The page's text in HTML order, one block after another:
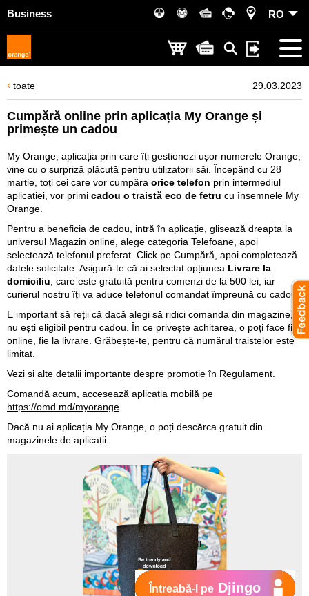
Business RO
toate 29.03.2023
Cumpără online prin aplicația My Orange și
primește un cadou
My Orange, aplicația prin care îți gestionezi ușor numerele Orange,
vine cu o surpriză plăcută pentru utilizatorii săi. Începând cu 28
martie, toți cei care vor cumpăra orice telefon prin intermediul
aplicației, vor primi cadou o traistă eco de fetru cu însemnele My
Orange.
Pentru a beneficia de cadou, intră în aplicație, glisează dreapta la
universul Magazin online, alege categoria Telefoane, apoi
selectează telefonul preferat. Click pe Cumpără, apoi completează
datele solicitate. Asigură-te că ai selectat opțiunea Livrare la
domiciliu , care este gratuită pentru comenzi de la 500 lei, iar
curierul nostru îți va aduce telefonul comandat împreună cu cadoul.
E important să reții că dacă alegi să ridici comanda din magazine,
nu ești eligibil pentru cadou. În ce privește achitarea, o poți face fie
online, fie la livrare. Grăbește-te, pentru că numărul traistelor este
limitat.
Vezi și alte detalii importante despre promoțieîn Regulament
Comandă acum, accesează aplicația mobilă pe
https://omd.md/myorange
Dacă nu ai aplicația My Orange, o poți descărca gratuit din
magazinele de aplicații.
Întreabă-l pe Djingo